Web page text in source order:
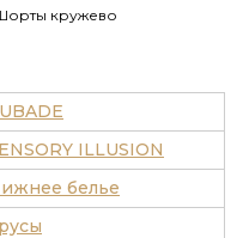
Шорты кружево
ILLUSION
белье